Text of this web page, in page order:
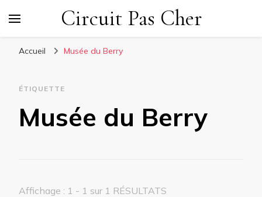
Circuit Pas Cher
Accueil Musée du Berry
ÉTIQUETTE
Musée du Berry
Affichage : 1 - 1 sur 1 RÉSULTATS